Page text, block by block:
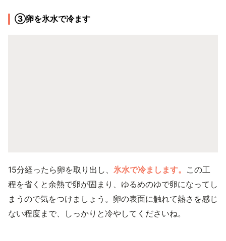
③卵を氷水で冷ます
15分経ったら卵を取り出し、 氷水で冷まします。 この工
程を省くと余熱で卵が固まり、ゆるめのゆで卵になってし
まうので気をつけましょう。卵の表面に触れて熱さを感じ
ない程度まで、しっかりと冷やしてくださいね。